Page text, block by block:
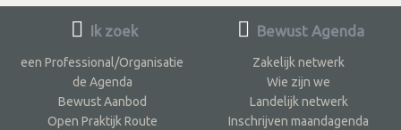
Ik zoek
een Professional/Organisatie
de Agenda
Bewust Aanbod
Open Praktijk Route
Bewust Agenda
Zakelijk netwerk
Wie zijn we
Landelijk netwerk
Inschrijven maandagenda